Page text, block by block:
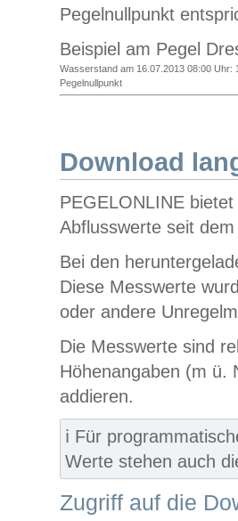
Pegelnullpunkt
Beispiel am Pegel
Wasserstand am 16.07.2013 08:00 Uhr:
Pegelnullpunkt
Download
PEGELONLINE
Abflusswerte seit
Bei den
Diese Messwerte
oder andere
Die Messwerte sind
Höhenangaben (m ü.
addieren.
ℹ️ Für
Werte stehen auch
Zugriff auf die